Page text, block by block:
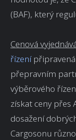
(BAF), který
Cenová
řízenípřipravená
přepravním
výběrového
získat ceny přes
dosažení
Cargosonu